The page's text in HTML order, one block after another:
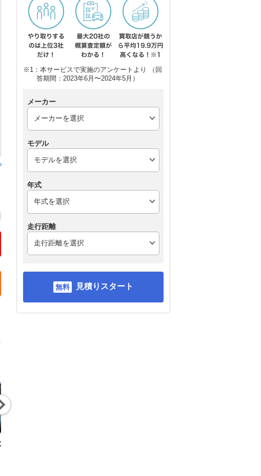
t
※1：本サービスで実施のアンケートより （回
答期間：2023年6月〜2024年5月）
メーカー
モデル
年式
走行距離
見積りスタート